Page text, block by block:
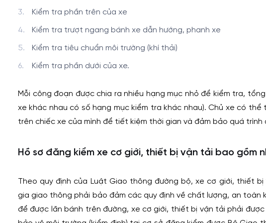
Kiểm tra phần trên của xe
Kiểm tra trượt ngang bánh xe dẫn hướng, phanh xe
Kiểm tra tiêu chuẩn môi trường (khí thải)
Kiểm tra phần dưới của xe.
Mỗi công đoạn được chia ra nhiều hạng mục nhỏ để kiểm tra,
xe khác nhau có số hạng mục kiểm tra khác nhau). Chủ xe có
trên chiếc xe của mình để tiết kiệm thời gian và đảm bảo quá trình
Hồ sơ đăng kiểm xe cơ giới, thiết bị vận tải bao gồm
Theo quy định của Luật Giao thông đường bộ, xe cơ giới, thiết
gia giao thông phải bảo đảm các quy định về chất lượng, an toàn
để được lăn bánh trên đường, xe cơ giới, thiết bị vận tải phải